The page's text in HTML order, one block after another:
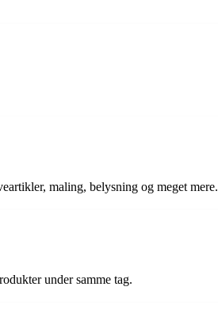
maling, belysning og meget mere.
under samme tag.